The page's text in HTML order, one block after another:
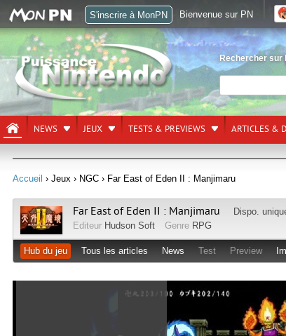
Rechercher sur
NEWS JEUX TESTS & PREVIEWS ARTICLES &
Accueil › Jeux › NGC › Far East of Eden II : Manjimaru
Far East of Eden II : Manjimaru Dispo.
Editeur Hudson Soft Genre RPG
Hub du jeu Tous les articles News Test Preview
S'inscrire à MonPN Bienvenue sur PN